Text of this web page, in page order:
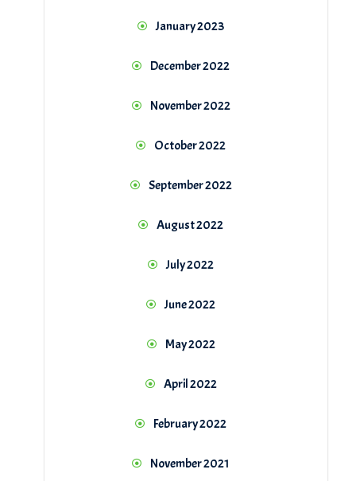
January 2023
December 2022
November 2022
October 2022
September 2022
August 2022
July 2022
June 2022
May 2022
April 2022
February 2022
November 2021